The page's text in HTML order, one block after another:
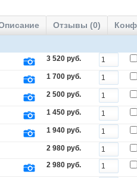
Отзывы (0)
3 520 руб.
1 700 руб.
2 500 руб.
1 450 руб.
1 940 руб.
2 980 руб.
2 980 руб.